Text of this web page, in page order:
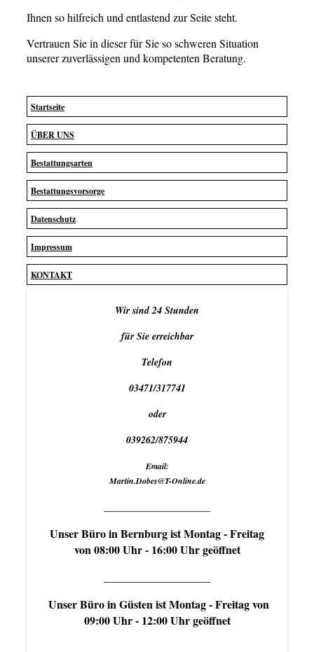
Ihnen so hilfreich und entlastend zur Seite steht.
Vertrauen Sie in dieser für Sie so schweren Situation
unserer zuverlässigen und kompetenten Beratung.
Startseite
ÜBER UNS
Bestattungsarten
Bestattungsvorsorge
Datenschutz
Impressum
KONTAKT
Wir sind 24 Stunden
für Sie erreichbar
Telefon
03471/317741
oder
039262/875944
Email:
Martin.Dobes@T-Online.de
Unser Büro in Bernburg ist Montag - Freitag
von 08:00 Uhr - 16:00 Uhr geöffnet
Unser Büro in Güsten ist Montag - Freitag von
09:00 Uhr - 12:00 Uhr geöffnet